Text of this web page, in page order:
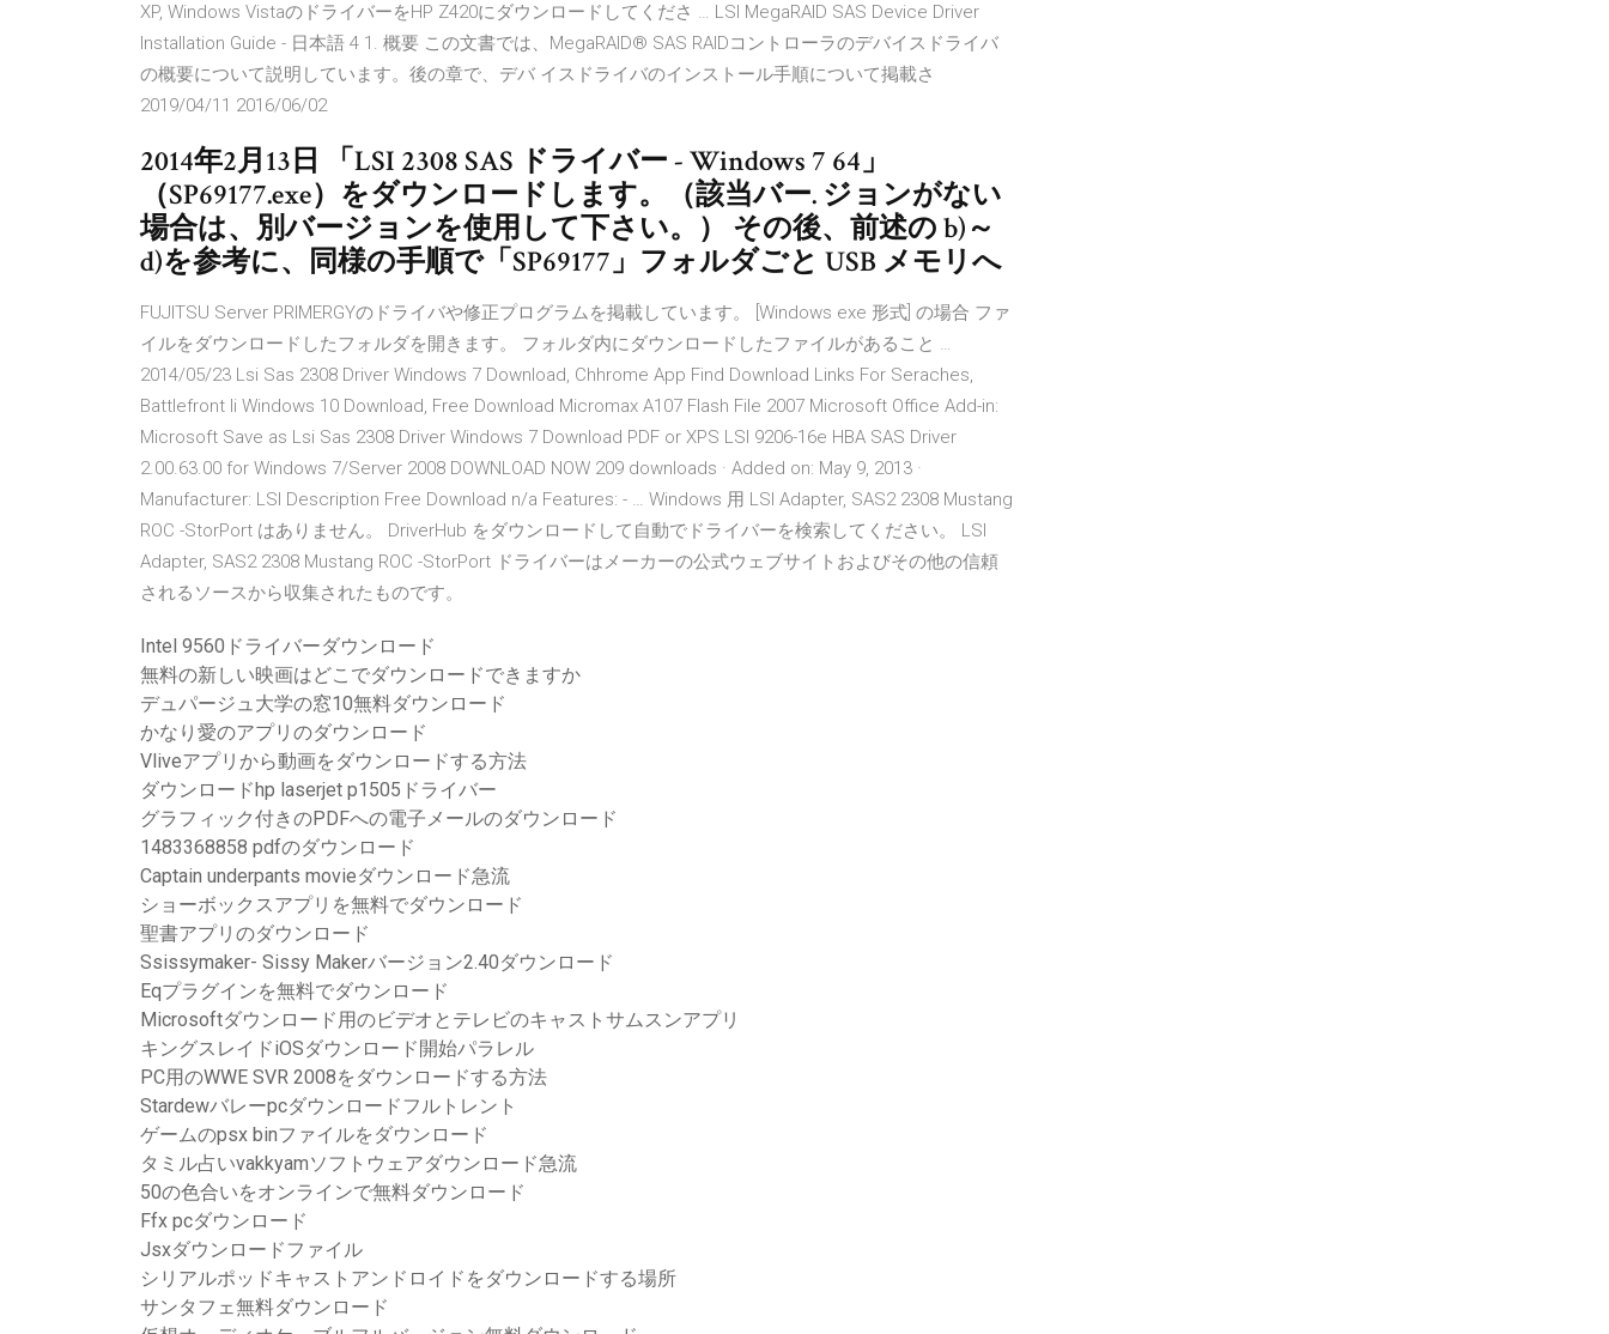
XP, Windows VistaのドライバーをHP Z420にダウンロードしてくださ … LSI MegaRAID SAS Device Driver
Installation Guide - 日本語 4 1. 概要 この文書では、MegaRAID® SAS RAIDコントローラのデバイスドライバ
の概要について説明しています。後の章で、デバ イスドライバのインストール手順について掲載さ
2019/04/11 2016/06/02
2014年2月13日 「LSI 2308 SAS ドライバー - Windows 7 64」
（SP69177.exe）をダウンロードします。（該当バー. ジョンがない
場合は、別バージョンを使用して下さい。） その後、前述の b)～
d)を参考に、同様の手順で「SP69177」フォルダごと USB メモリへ
FUJITSU Server PRIMERGYのドライバや修正プログラムを掲載しています。 [Windows exe 形式] の場合 ファ
イルをダウンロードしたフォルダを開きます。 フォルダ内にダウンロードしたファイルがあること …
2014/05/23 Lsi Sas 2308 Driver Windows 7 Download, Chhrome App Find Download Links For Seraches,
Battlefront Ii Windows 10 Download, Free Download Micromax A107 Flash File 2007 Microsoft Office Add-in:
Microsoft Save as Lsi Sas 2308 Driver Windows 7 Download PDF or XPS LSI 9206-16e HBA SAS Driver
2.00.63.00 for Windows 7/Server 2008 DOWNLOAD NOW 209 downloads · Added on: May 9, 2013 ·
Manufacturer: LSI Description Free Download n/a Features: - … Windows 用 LSI Adapter, SAS2 2308 Mustang
ROC -StorPort はありません。 DriverHub をダウンロードして自動でドライバーを検索してください。 LSI
Adapter, SAS2 2308 Mustang ROC -StorPort ドライバーはメーカーの公式ウェブサイトおよびその他の信頼
されるソースから収集されたものです。
Intel 9560ドライバーダウンロード
無料の新しい映画はどこでダウンロードできますか
デュパージュ大学の窓10無料ダウンロード
かなり愛のアプリのダウンロード
Vliveアプリから動画をダウンロードする方法
ダウンロードhp laserjet p1505ドライバー
グラフィック付きのPDFへの電子メールのダウンロード
1483368858 pdfのダウンロード
Captain underpants movieダウンロード急流
ショーボックスアプリを無料でダウンロード
聖書アプリのダウンロード
Ssissymaker- Sissy Makerバージョン2.40ダウンロード
Eqプラグインを無料でダウンロード
Microsoftダウンロード用のビデオとテレビのキャストサムスンアプリ
キングスレイドiOSダウンロード開始パラレル
PC用のWWE SVR 2008をダウンロードする方法
Stardewバレーpcダウンロードフルトレント
ゲームのpsx binファイルをダウンロード
タミル占いvakkyamソフトウェアダウンロード急流
50の色合いをオンラインで無料ダウンロード
Ffx pcダウンロード
Jsxダウンロードファイル
シリアルポッドキャストアンドロイドをダウンロードする場所
サンタフェ無料ダウンロード